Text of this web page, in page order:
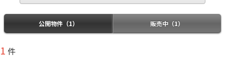
公開物件（1） 販売中（1）
1 件